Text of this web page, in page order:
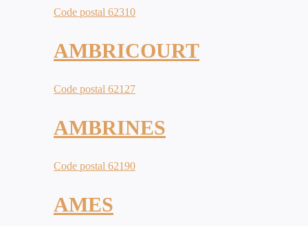
Code postal 62310
AMBRICOURT
Code postal 62127
AMBRINES
Code postal 62190
AMES